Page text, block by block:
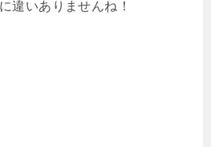
違いありませんね！